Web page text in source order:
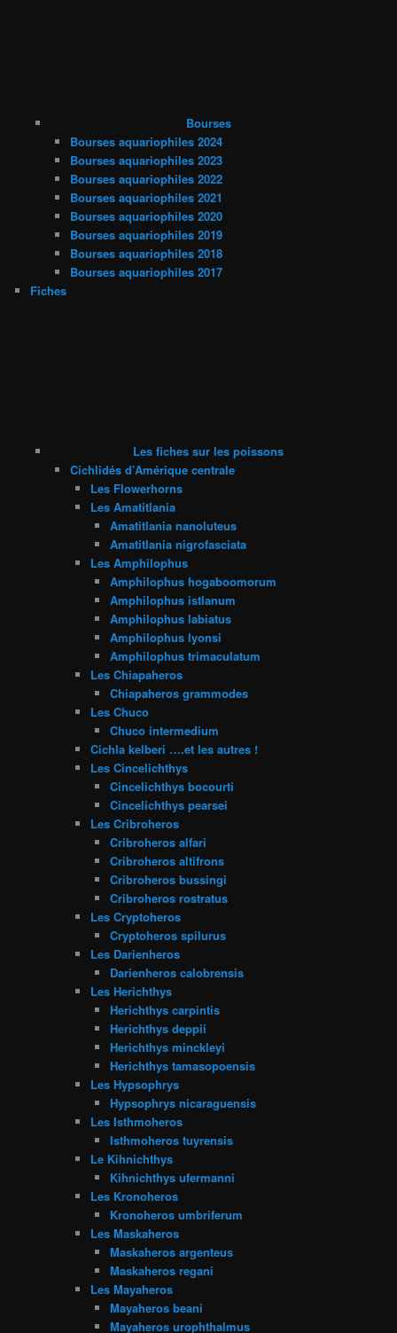
Bourses
Bourses aquariophiles 2024
Bourses aquariophiles 2023
Bourses aquariophiles 2022
Bourses aquariophiles 2021
Bourses aquariophiles 2020
Bourses aquariophiles 2019
Bourses aquariophiles 2018
Bourses aquariophiles 2017
Fiches
Les fiches sur les poissons
Cichlidés d’Amérique centrale
Les Flowerhorns
Les Amatitlania
Amatitlania nanoluteus
Amatitlania nigrofasciata
Les Amphilophus
Amphilophus hogaboomorum
Amphilophus istlanum
Amphilophus labiatus
Amphilophus lyonsi
Amphilophus trimaculatum
Les Chiapaheros
Chiapaheros grammodes
Les Chuco
Chuco intermedium
Cichla kelberi ….et les autres !
Les Cincelichthys
Cincelichthys bocourti
Cincelichthys pearsei
Les Cribroheros
Cribroheros alfari
Cribroheros altifrons
Cribroheros bussingi
Cribroheros rostratus
Les Cryptoheros
Cryptoheros spilurus
Les Darienheros
Darienheros calobrensis
Les Herichthys
Herichthys carpintis
Herichthys deppii
Herichthys minckleyi
Herichthys tamasopoensis
Les Hypsophrys
Hypsophrys nicaraguensis
Les Isthmoheros
Isthmoheros tuyrensis
Le Kihnichthys
Kihnichthys ufermanni
Les Kronoheros
Kronoheros umbriferum
Les Maskaheros
Maskaheros argenteus
Maskaheros regani
Les Mayaheros
Mayaheros beani
Mayaheros urophthalmus